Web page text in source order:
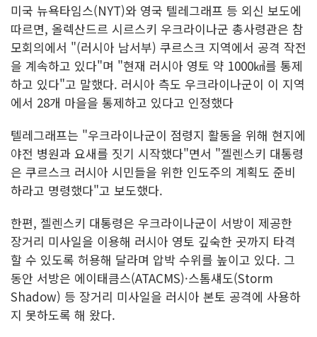
미국 뉴욕타임스(NYT)와 영국 텔레그래프 등 외신 보도에
따르면, 올렉산드르 시르스키 우크라이나군 총사령관은 참
모회의에서 "(러시아 남서부) 쿠르스크 지역에서 공격 작전
을 계속하고 있다"며 "현재 러시아 영토 약 1000㎦를 통제
하고 있다"고 말했다. 러시아 측도 우크라이나군이 이 지역
에서 28개 마을을 통제하고 있다고 인정했다
텔레그래프는 "우크라이나군이 점령지 활동을 위해 현지에
야전 병원과 요새를 짓기 시작했다"면서 "젤렌스키 대통령
은 쿠르스크 러시아 시민들을 위한 인도주의 계획도 준비
하라고 명령했다"고 보도했다.
한편, 젤렌스키 대통령은 우크라이나군이 서방이 제공한
장거리 미사일을 이용해 러시아 영토 깊숙한 곳까지 타격
할 수 있도록 허용해 달라며 압박 수위를 높이고 있다. 그
동안 서방은 에이태큼스(ATACMS)·스톰섀도(Storm
Shadow) 등 장거리 미사일을 러시아 본토 공격에 사용하
지 못하도록 해 왔다.